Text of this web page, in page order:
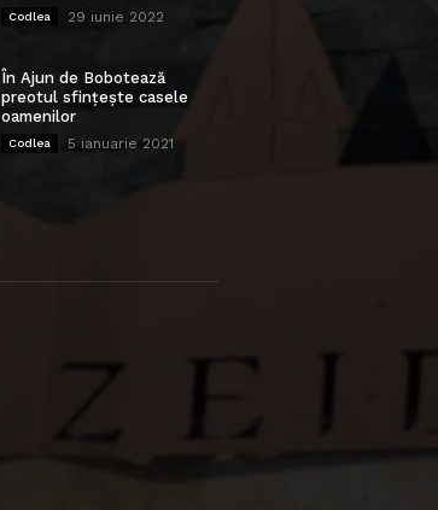
Codlea 29 iunie 2022
În Ajun de Bobotează
preotul sfințește casele
oamenilor
Codlea 5 ianuarie 2021